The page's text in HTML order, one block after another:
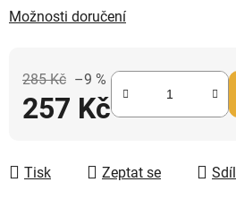
Možnosti doručení
285 Kč –9 %
257 Kč
Tisk Zeptat se